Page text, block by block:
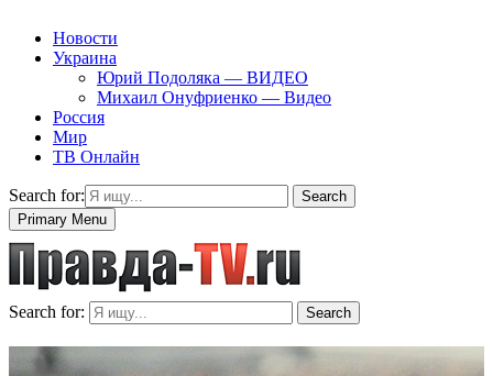
Новости
Украина
Юрий Подоляка — ВИДЕО
Михаил Онуфриенко — Видео
Россия
Мир
ТВ Онлайн
Search for:
Search
Primary Menu
Search for: Search